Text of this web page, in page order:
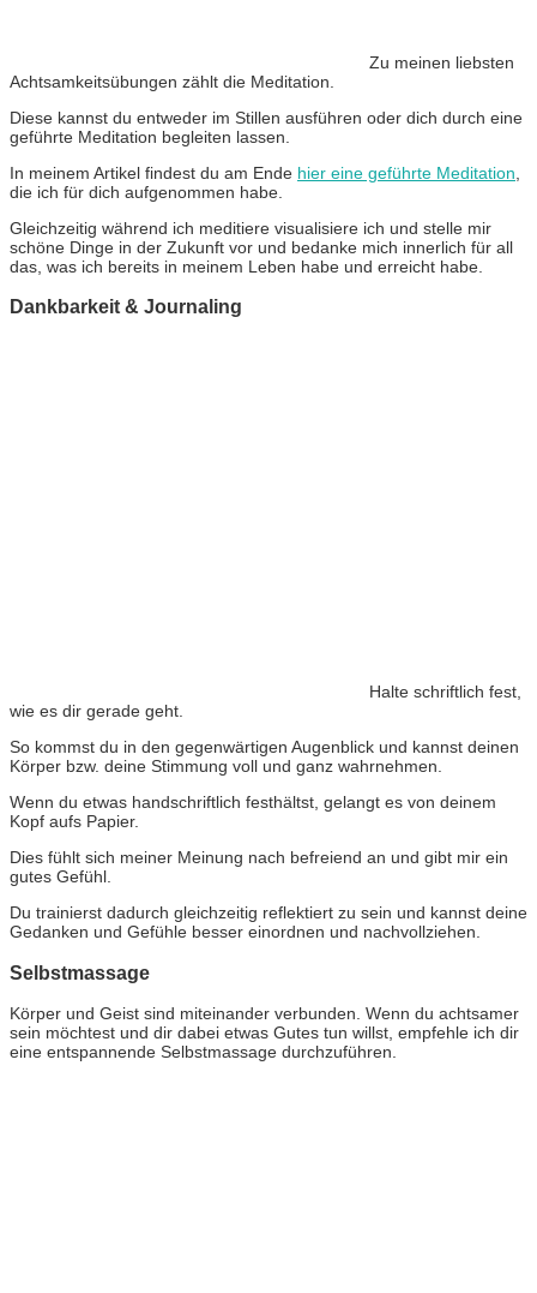
Zu meinen liebsten
Achtsamkeitsübungen zählt die Meditation.
Diese kannst du entweder im Stillen ausführen oder dich durch eine
geführte Meditation begleiten lassen.
In meinem Artikel findest du am Ende hier eine geführte Meditation
die ich für dich aufgenommen habe.
Gleichzeitig während ich meditiere visualisiere ich und stelle mir
schöne Dinge in der Zukunft vor und bedanke mich innerlich für all
das, was ich bereits in meinem Leben habe und erreicht habe.
Dankbarkeit & Journaling
Halte schriftlich fest,
wie es dir gerade geht.
So kommst du in den gegenwärtigen Augenblick und kannst deinen
Körper bzw. deine Stimmung voll und ganz wahrnehmen.
Wenn du etwas handschriftlich festhältst, gelangt es von deinem
Kopf aufs Papier.
Dies fühlt sich meiner Meinung nach befreiend an und gibt mir ein
gutes Gefühl.
Du trainierst dadurch gleichzeitig reflektiert zu sein und kannst deine
Gedanken und Gefühle besser einordnen und nachvollziehen.
Selbstmassage
Körper und Geist sind miteinander verbunden. Wenn du achtsamer
sein möchtest und dir dabei etwas Gutes tun willst, empfehle ich dir
eine entspannende Selbstmassage durchzuführen.